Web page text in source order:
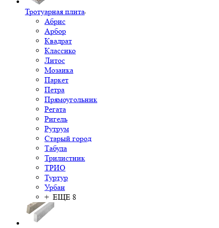
Тротуарная плита
Абрис
Арбор
Квадрат
Классико
Литос
Мозаика
Паркет
Петра
Прямоугольник
Регата
Ригель
Рутрум
Старый город
Табула
Трилистник
ТРИО
Туртур
Урбан
+ ЕЩЕ 8